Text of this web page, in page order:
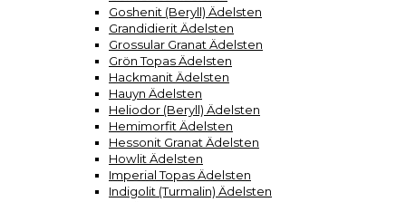
Goshenit (Beryll) Ädelsten
Grandidierit Ädelsten
Grossular Granat Ädelsten
Grön Topas Ädelsten
Hackmanit Ädelsten
Hauyn Ädelsten
Heliodor (Beryll) Ädelsten
Hemimorfit Ädelsten
Hessonit Granat Ädelsten
Howlit Ädelsten
Imperial Topas Ädelsten
Indigolit (Turmalin) Ädelsten